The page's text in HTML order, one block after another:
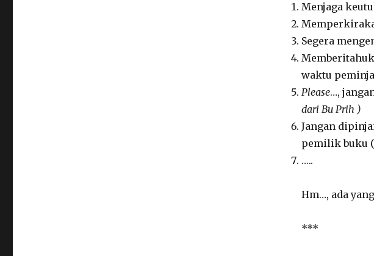
Menjaga
Segera
waktu
Please…,
dari Bu Prih )
Jangan
pemilik buku
…..
Hm…, ada
***